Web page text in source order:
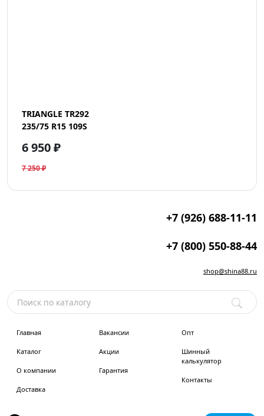
TRIANGLE TR292
235/75 R15 109S
6 950 ₽
7 250 ₽
+7 (926) 688-11-11
+7 (800) 550-88-44
shop@shina88.ru
Главная
Каталог
О компании
Доставка
Вакансии
Акции
Гарантия
Опт
Шинный
калькулятор
Контакты